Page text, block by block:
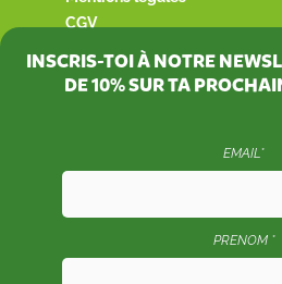
CGV
INSCRIS-TOI À NOTRE
DE10%SUR TA
EMAIL*
PRENOM *